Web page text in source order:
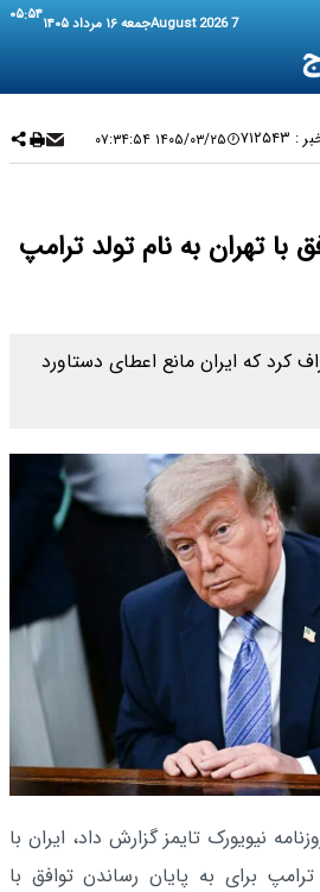
7 August 2026 جمعه ۱۶ مرداد ۱۴۰۵ ۰۵:۵۴
: ۷۱۲۵۴۳ ۱۴۰۵/۰۳/۲۵ ۰۷:۳۴:۵۴
با تهران به نام تولد ترامپ
کرد که ایران مانع اعطای دستاورد
نیویورک تایمز گزارش داد، ایران با
برای به پایان رساندن توافق با